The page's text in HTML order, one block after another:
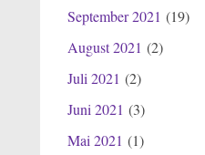
September 2021 (19)
August 2021 (2)
Juli 2021 (2)
Juni 2021 (3)
Mai 2021 (1)